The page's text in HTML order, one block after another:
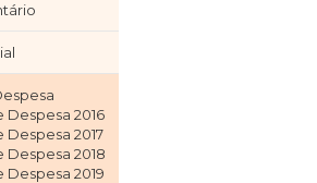
2016
2017
2018
2019